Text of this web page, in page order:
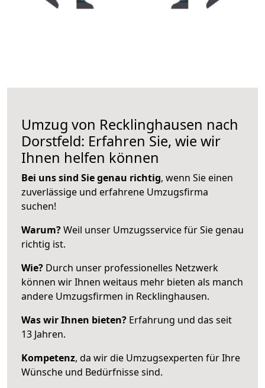
Umzug von Recklinghausen nach
Dorstfeld: Erfahren Sie, wie wir
Ihnen helfen können
Bei uns sind Sie genau richtig, wenn Sie einen
zuverlässige und erfahrene Umzugsfirma
suchen!
Warum?Weil unser Umzugsservice für Sie genau
richtig ist.
Wie? Durch unser professionelles Netzwerk
können wir Ihnen weitaus mehr bieten als manch
andere Umzugsfirmen in Recklinghausen.
Was wir Ihnen bieten? Erfahrung und das seit
13 Jahren.
Kompetenz, da wir die Umzugsexperten für Ihre
Wünsche und Bedürfnisse sind.